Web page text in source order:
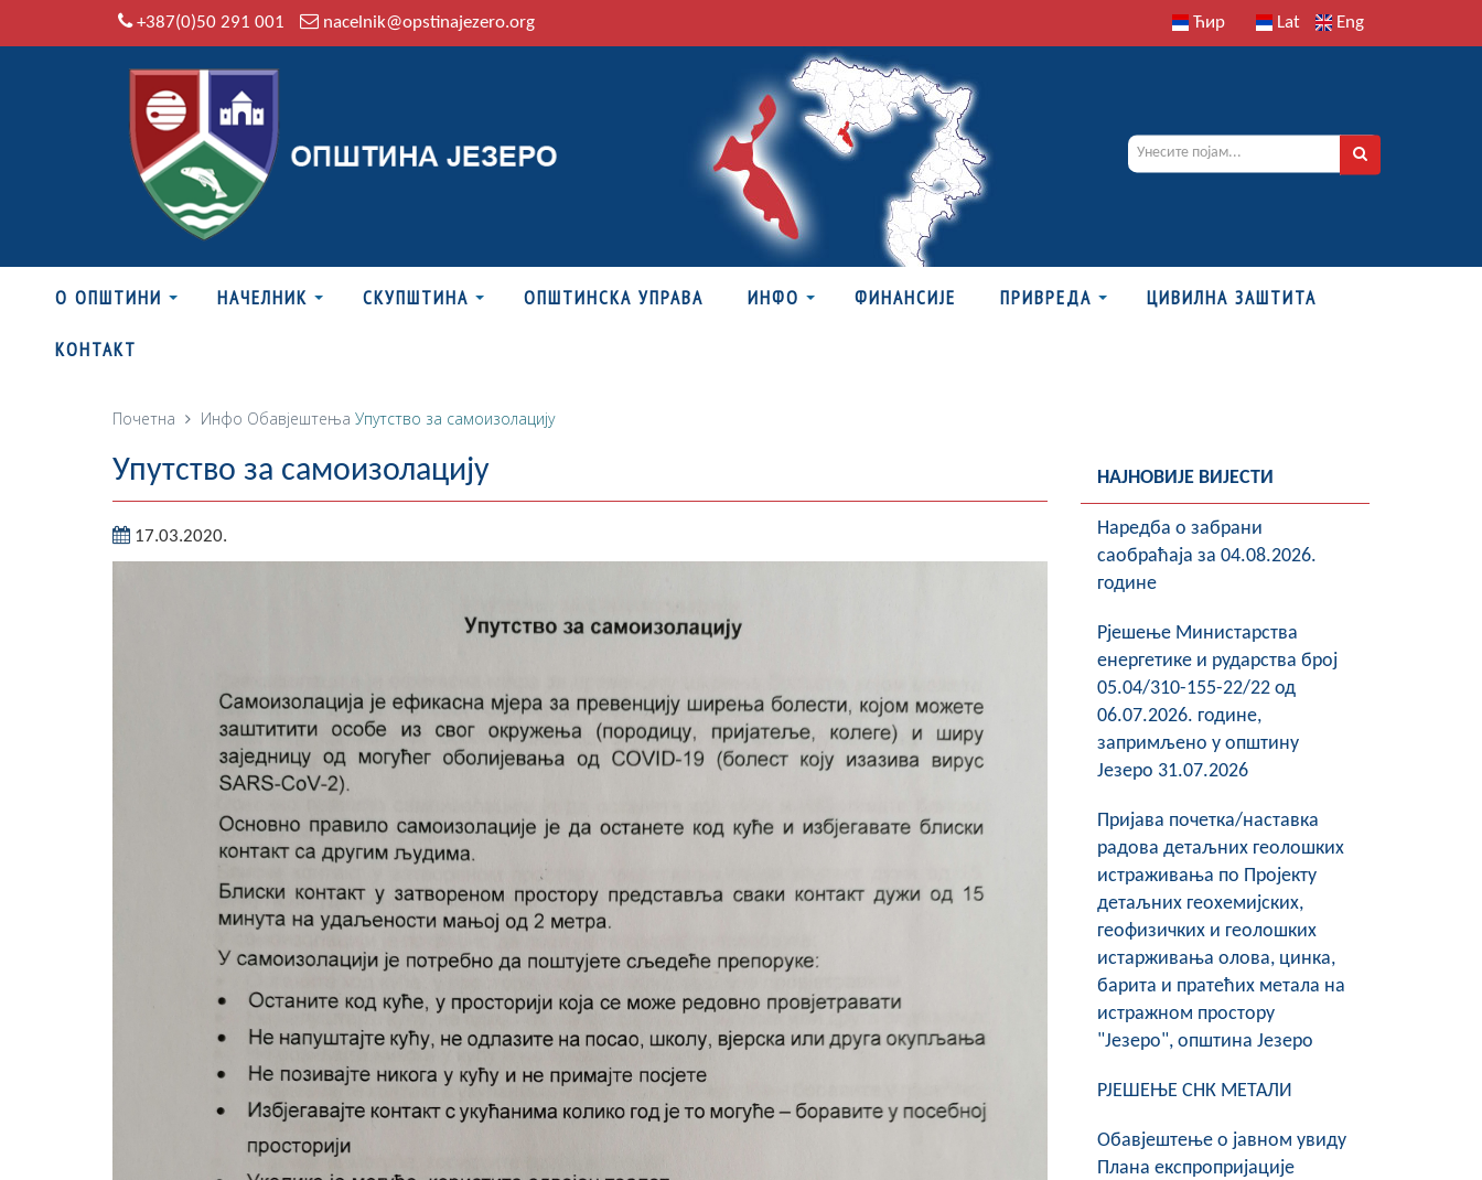
+387(0)50 291 001 nacelnik@opstinajezero.org Ћир Lat Eng
О ОПШТИНИ НАЧЕЛНИК СКУПШТИНА ОПШТИНСКА УПРАВА ИНФО ФИНАНСИЈЕ ПРИВРЕДА ЦИВИЛНА ЗАШТИТА
КОНТАКТ
Почетна Инфо Обавјештења Упутство за самоизолацију
Упутство за самоизолацију
17.03.2020.
НАЈНОВИЈЕ ВИЈЕСТИ
Наредба о забрани
саобраћаја за 04.08.2026.
године
Рјешење Министарства
енергетике и рударства број
05.04/310-155-22/22 од
06.07.2026. године,
запримљено у општину
Језеро 31.07.2026
Пријава почетка/наставка
радова детаљних геолошких
истраживања по Пројекту
детаљних геохемијских,
геофизичких и геолошких
истарживања олова, цинка,
барита и пратећих метала на
истражном простору
"Језеро", општина Језеро
РЈЕШЕЊЕ СНК МЕТАЛИ
Обавјештење о јавном увиду
Плана експропријације